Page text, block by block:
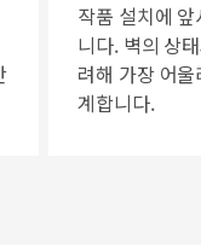
작품 설치에
니다. 벽의 상
려해 가장 어
계합니다.